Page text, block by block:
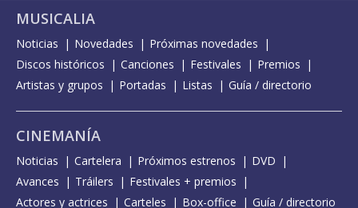
MUSICALIA
Noticias Novedades
Próximas novedades
Discos históricos
Canciones Festivales
Premios
Artistas y grupos
Portadas Listas Guía / directorio
CINEMANÍA
Noticias Cartelera Próximos estrenos
DVD
Avances
Tráilers
Festivales + premios
Actores y actrices
Carteles Box-office Guía / directorio